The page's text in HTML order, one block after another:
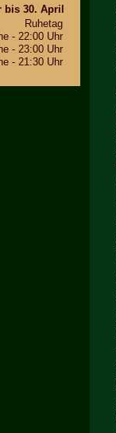
bis 30. April
Ru­he­tag
- 22:00 Uhr
- 23:00 Uhr
- 21:30 Uhr